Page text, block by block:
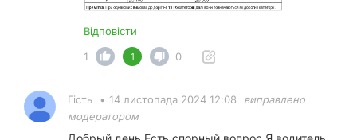
Відповісти
1
1 0
Гість • 14 листопада 2024 12:08
виправлено
модератором